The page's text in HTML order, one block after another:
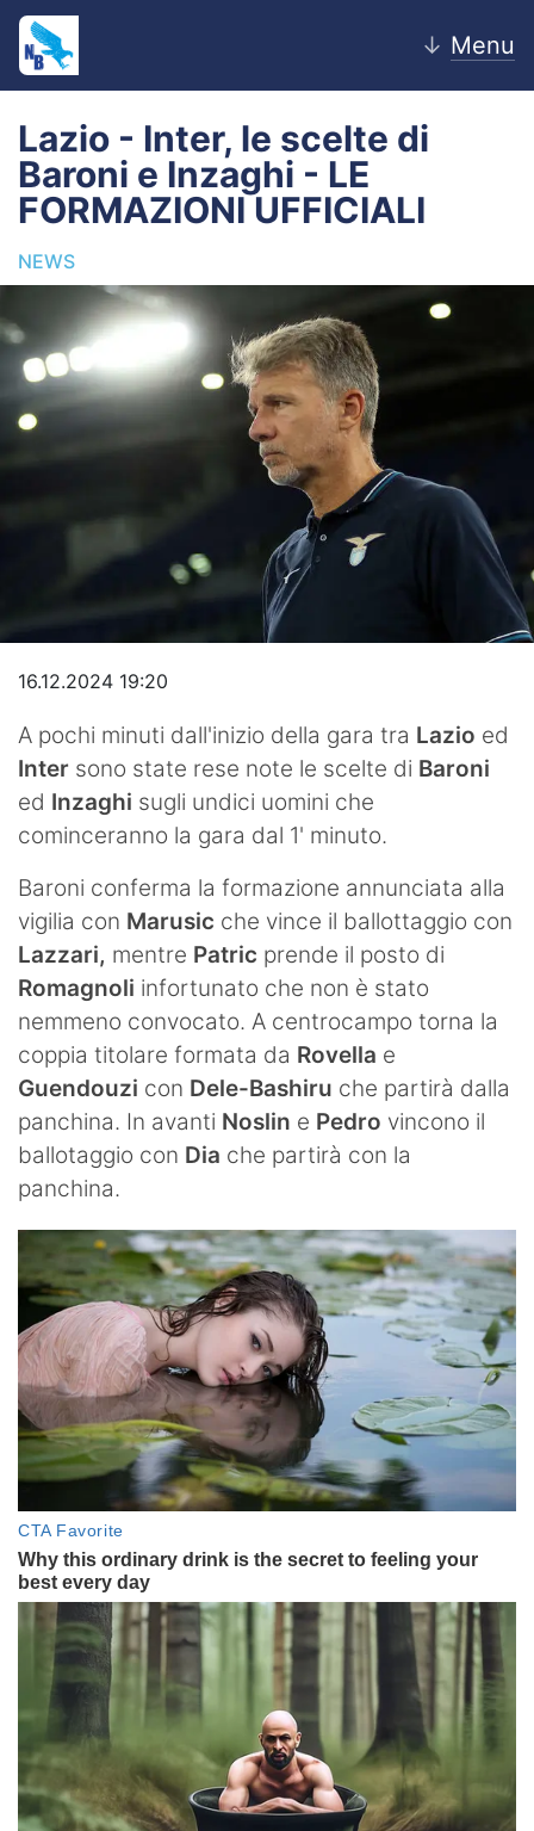
↓ Menu
Home
News
Editoriale
Pagelle
Settore Giovanile
Lazio Women
Calciomercato
Lazio - Inter, le scelte di
Baroni e Inzaghi - LE
FORMAZIONI UFFICIALI
NEWS
16.12.2024 19:20
A pochi minuti dall'inizio della gara tra Lazio ed
Inter sono state rese note le scelte di Baroni
ed Inzaghi sugli undici uomini che
cominceranno la gara dal 1' minuto.
Baroni conferma la formazione annunciata alla
vigilia con Marusic che vince il ballottaggio con
Lazzari, mentre Patric prende il posto di
Romagnoli infortunato che non è stato
nemmeno convocato. A centrocampo torna la
coppia titolare formata da Rovella e
Guendouzi con Dele-Bashiru che partirà dalla
panchina. In avanti Noslin e Pedro vincono il
ballotaggio con Dia che partirà con la
panchina.